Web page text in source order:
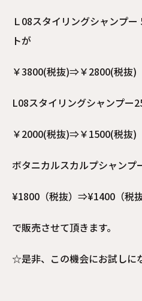
Ｌ08スタイリングシャンプ
トが
￥3800(税抜)⇒￥2800(税抜)
L08スタイリングシャンプー
￥2000(税抜)⇒￥1500(税抜)
ボタニカルスカルプシャンプ
¥1800（税抜）⇒¥1400（税抜
で販売させて頂きます。
☆是非、この機会にお試しに